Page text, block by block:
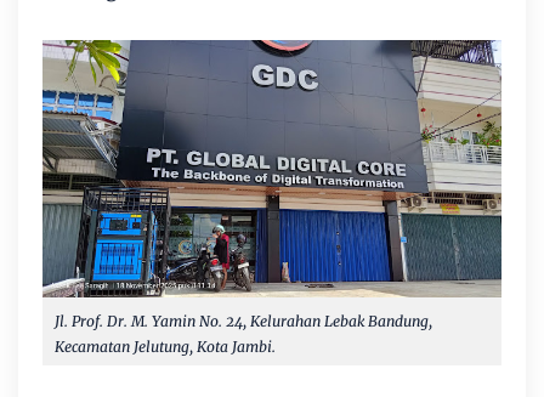
Jl. Prof. Dr. M. Yamin No. 24, Kelurahan Lebak Bandung,
Kecamatan Jelutung, Kota Jambi.